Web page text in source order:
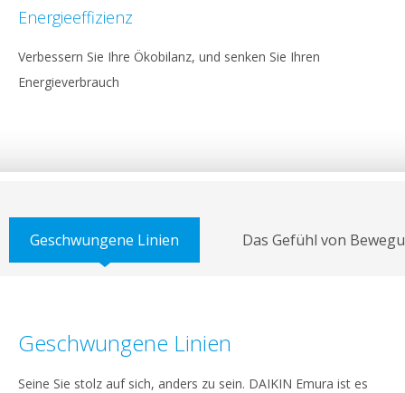
Energieeffizienz
Verbessern Sie Ihre Ökobilanz, und senken Sie Ihren
Energieverbrauch
Geschwungene Linien Das Gefühl von
Geschwungene Linien
Seine Sie stolz auf sich, anders zu sein. DAIKIN Emura ist es